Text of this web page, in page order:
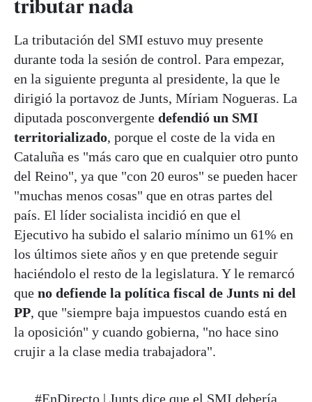
tributar nada
La tributación del SMI estuvo muy presente
durante toda la sesión de control. Para empezar,
en la siguiente pregunta al presidente, la que le
dirigió la portavoz de Junts, Míriam Nogueras. La
diputada posconvergente defendió un SMI
territorializado, porque el coste de la vida en
Cataluña es "más caro que en cualquier otro punto
del Reino", ya que "con 20 euros" se pueden hacer
"muchas menos cosas" que en otras partes del
país. El líder socialista incidió en que el
Ejecutivo ha subido el salario mínimo un 61% en
los últimos siete años y en que pretende seguir
haciéndolo el resto de la legislatura. Y le remarcó
que no defiende la política fiscal de Junts ni del
PP, que "siempre baja impuestos cuando está en
la oposición" y cuando gobierna, "no hace sino
crujir a la clase media trabajadora".
#EnDirecto | Junts dice que el SMI debería